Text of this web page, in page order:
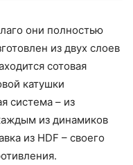
они полностью
из двух слоев
сотовая
катушки
система – из
из динамиков
из HDF – своего